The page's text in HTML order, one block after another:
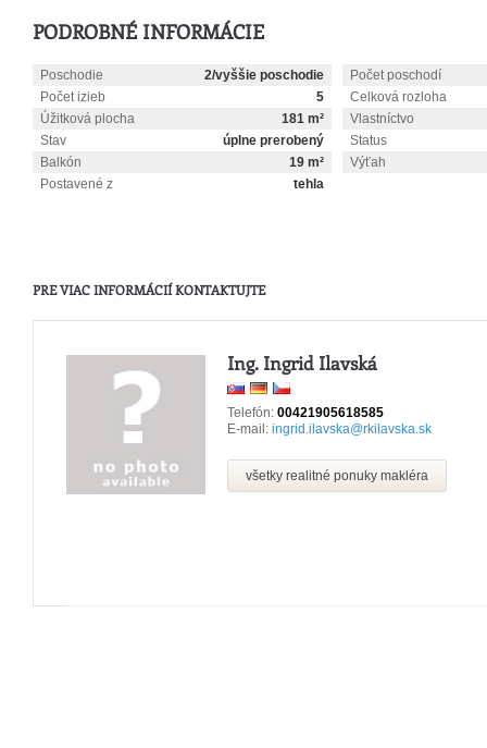
PODROBNÉ INFORMÁCIE
Poschodie 2/vyššie poschodie
Počet poschodí
Počet izieb
5
Celková rozloha
Úžitková plocha
181 m²
Vlastníctvo
Stav
úplne prerobený
Status
Balkón
19 m²
Výťah
Postavené z
tehla
PRE VIAC INFORMÁCIÍ KONTAKTUJTE
Ing. Ingrid Ilavská
Telefón: 00421905618585
E-mail: ingrid.ilavska@rkilavska.sk
všetky realitné ponuky makléra